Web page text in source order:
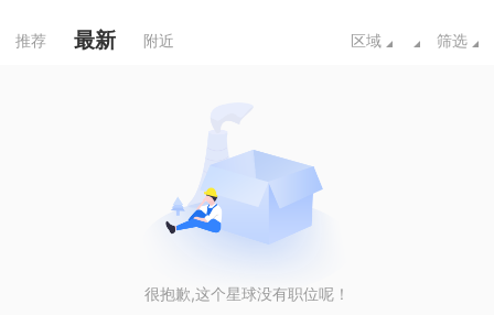
推荐 最新 附近 区域 筛选
很抱歉,这个星球没有职位呢！